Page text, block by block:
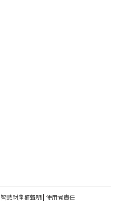
智慧財產權聲明 | 使用者責任